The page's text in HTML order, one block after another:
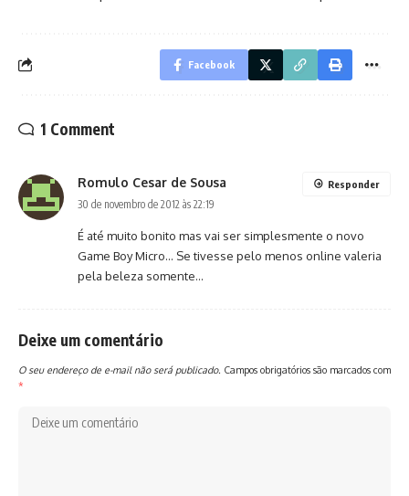
Facebook
1 Comment
Romulo Cesar de Sousa
30 de novembro de 2012 às 22:19
É até muito bonito mas vai ser simplesmente o novo
Game Boy Micro… Se tivesse pelo menos online valeria
pela beleza somente…
Responder
Deixe um comentário
O seu endereço de e-mail não será publicado. Campos obrigatórios são marcados com
*